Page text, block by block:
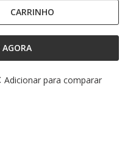
CARRINHO
Adicionar para comparar